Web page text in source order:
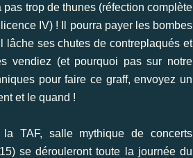
trop de thunes (réfection complète
IV) ! Il pourra payer les bombes
lâche ses chutes de contreplaqués et
vendiez (et pourquoi pas sur notre
pour faire ce graff, envoyez un
et le quand !
TAF, salle mythique de concerts
) se dérouleront toute la journée du